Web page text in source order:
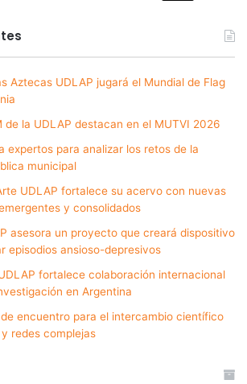
Aztecas UDLAP jugará el Mundial de Flag
de la UDLAP destacan en el MUTVI 2026
expertos para analizar los retos de la
municipal
UDLAP fortalece su acervo con nuevas
y consolidados
asesora un proyecto que creará dispositivo
episodios ansioso-depresivos
fortalece colaboración internacional
en Argentina
encuentro para el intercambio científico
redes complejas